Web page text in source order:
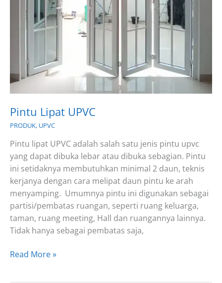
Pintu Lipat UPVC
PRODUK, UPVC
Pintu lipat UPVC adalah salah satu jenis pintu upvc
yang dapat dibuka lebar atau dibuka sebagian. Pintu
ini setidaknya membutuhkan minimal 2 daun, teknis
kerjanya dengan cara melipat daun pintu ke arah
menyamping. Umumnya pintu ini digunakan sebagai
partisi/pembatas ruangan, seperti ruang keluarga,
taman, ruang meeting, Hall dan ruangannya lainnya.
Tidak hanya sebagai pembatas saja,
Pintu
Read More »